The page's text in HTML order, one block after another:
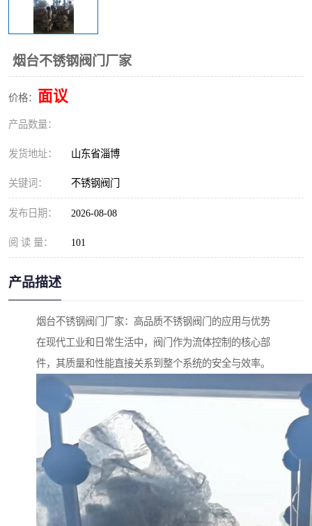
烟台不锈钢阀门厂家
价格： 面议
产品数量：
发货地址： 山东省淄博
关键词： 不锈钢阀门
发布日期： 2026-08-08
阅 读 量： 101
产品描述
烟台不锈钢阀门厂家：高品质不锈钢阀门的应用与优势
在现代工业和日常生活中，阀门作为流体控制的核心部
件，其质量和性能直接关系到整个系统的安全与效率。